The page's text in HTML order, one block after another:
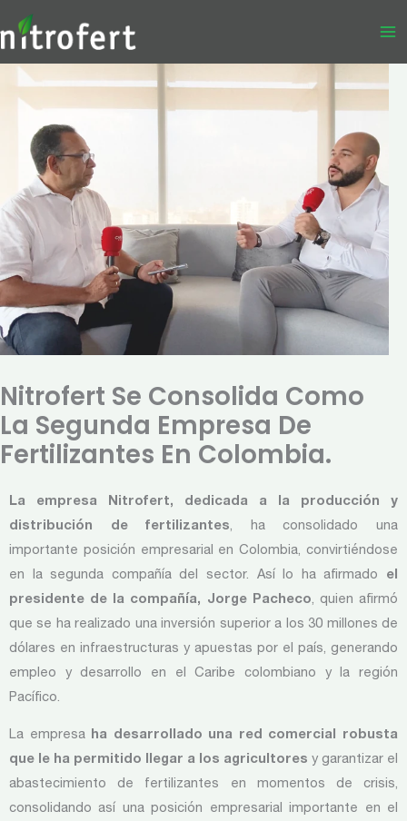
al
contenido
Nitrofert Se Consolida Como
La Segunda Empresa De
Fertilizantes En Colombia.
La empresa Nitrofert, dedicada a la producción y
distribución de fertilizantes , ha consolidado una
importante posición empresarial en Colombia, convirtiéndose
en la segunda compañía del sector. Así lo ha afirmado el
presidente de la compañía, Jorge Pacheco , quien afirmó
que se ha realizado una inversión superior a los 30 millones de
dólares en infraestructuras y apuestas por el país, generando
empleo y desarrollo en el Caribe colombiano y la región
Pacífico.
La empresa ha desarrollado una red comercial robusta
que le ha permitido llegar a los agricultores y garantizar el
abastecimiento de fertilizantes en momentos de crisis,
consolidando así una posición empresarial importante en el